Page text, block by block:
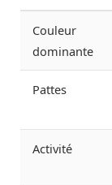
Couleur
dominante
Pattes
Activité